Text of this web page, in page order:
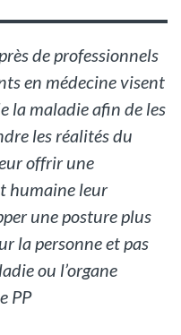
de professionnels
en médecine visent
la maladie afin de les
les réalités du
offrir une
humaine leur
une posture plus
la personne et pas
ou l’organe
PP